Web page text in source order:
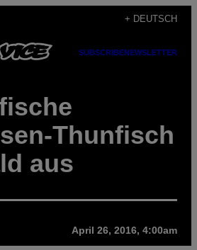
+ DEUTSCH
SUBSCRIBENEWSLETTER
Thunfisch
aus
April 26, 2016, 4:00am